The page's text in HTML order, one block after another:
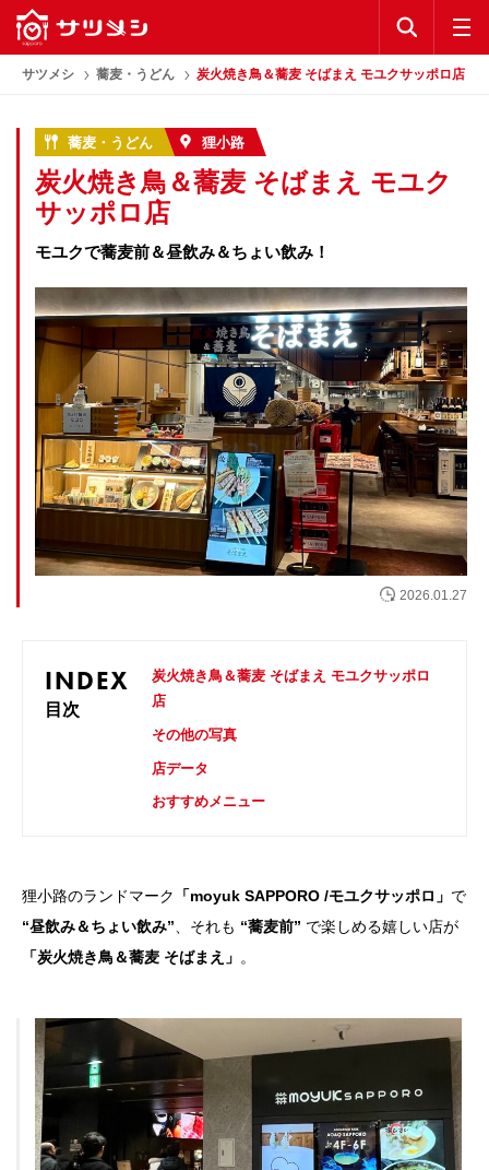
KEYWORD 公式アプリ
ランキング
利用規約
プライバシーポリシー
お問い合わせ
サツメシ 蕎麦・うどん 炭火焼き鳥＆蕎麦 そばまえ モユクサッポロ店
蕎麦・うどん 狸小路
炭火焼き鳥＆蕎麦 そばまえ モユク
サッポロ店
モユクで蕎麦前＆昼飲み＆ちょい飲み！
2026.01.27
INDEX
目次
炭火焼き鳥＆蕎麦 そばまえ モユクサッポロ
店
その他の写真
店データ
おすすめメニュー
狸小路のランドマーク 「moyuk SAPPORO /モユクサッポロ」 で
“昼飲み＆ちょい飲み”、それも “蕎麦前” で楽しめる嬉しい店が
「炭火焼き鳥＆蕎麦 そばまえ」 。